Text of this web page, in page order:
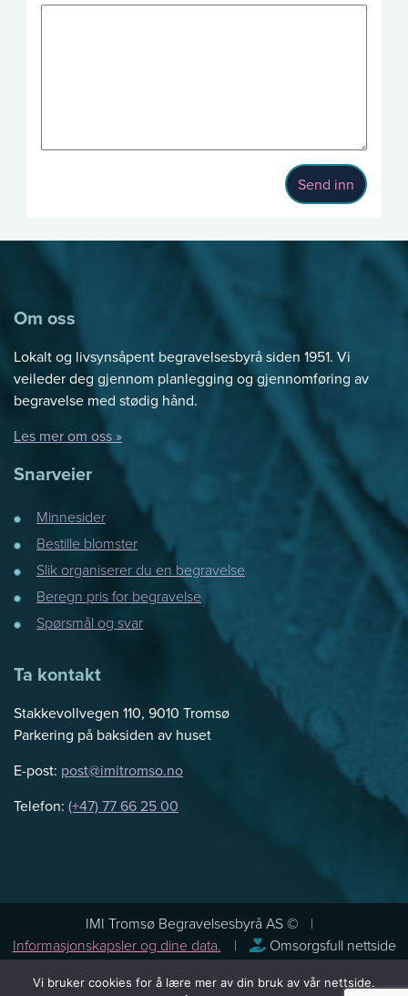
Send inn
Om oss
Lokalt og livsynsåpent begravelsesbyrå siden 1951. Vi
veileder deg gjennom planlegging og gjennomføring av
begravelse med stødig hånd.
Les mer om oss »
Snarveier
Minnesider
Bestille blomster
Slik organiserer du en begravelse
Beregn pris for begravelse
Spørsmål og svar
Ta kontakt
Stakkevollvegen 110, 9010 Tromsø
Parkering på baksiden av huset
E-post: post@imitromso.no
Telefon: (+47) 77 66 25 00
IMI Tromsø Begravelsesbyrå AS ©
Informasjonskapsler og dine data.
Omsorgsfull nettside
Vi bruker cookies for å lære mer av din bruk av vår nettside.